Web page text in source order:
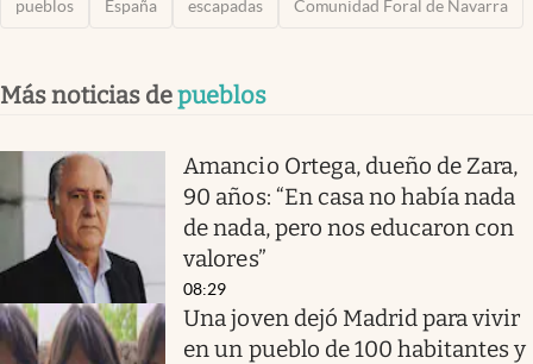
pueblos España escapadas Comunidad Foral de Navarra
Más noticias depueblos
Amancio Ortega, dueño de Zara,
90 años: “En casa no había nada
de nada, pero nos educaron con
valores”
08:29
Una joven dejó Madrid para vivir
en un pueblo de 100 habitantes y